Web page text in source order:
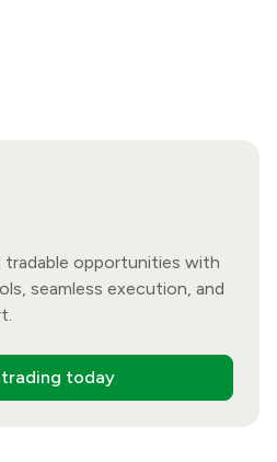
opportunities with
seamless execution, and
today